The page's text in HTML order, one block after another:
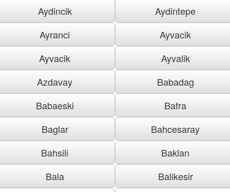
Aydincik
Aydintepe
Ayranci
Ayvacik
Ayvacik
Ayvalik
Azdavay
Babadag
Babaeski
Bafra
Baglar
Bahcesaray
Bahsili
Baklan
Bala
Balikesir